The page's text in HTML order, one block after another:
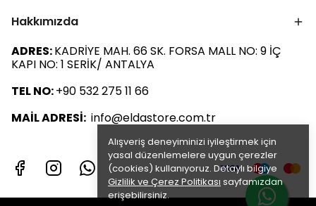
Alışveriş deneyiminizi iyileştirmek için
yasal düzenlemelere uygun çerezler
(cookies) kullanıyoruz. Detaylı bilgiye
Gizlilik ve Çerez Politikası sayfamızdan
erişebilirsiniz.
Hakkımızda
ADRES:KADRİYE MAH. 66 SK. FORSA MALL NO: 9 İÇ
KAPI NO: 1 SERİK/ ANTALYA
TEL NO:+90 532 275 11 66
MAİL ADRESİ: info@eldastore.com.tr